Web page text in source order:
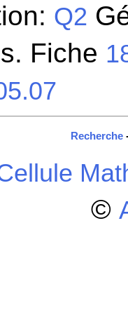
Q2
Fiche
Recherche
©